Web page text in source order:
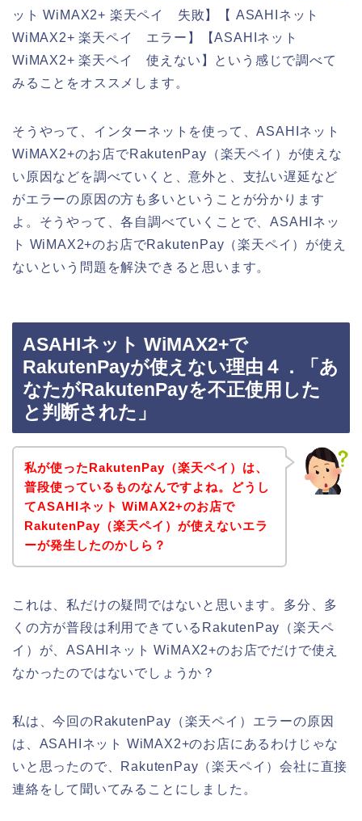
ット WiMAX2+ 楽天ペイ 失敗】【 ASAHIネット
WiMAX2+ 楽天ペイ エラー】【ASAHIネット
WiMAX2+ 楽天ペイ 使えない】という感じで調べて
みることをオススメします。
そうやって、インターネットを使って、ASAHIネット
WiMAX2+のお店でRakutenPay（楽天ペイ）が使えな
い原因などを調べていくと、意外と、支払い遅延など
がエラーの原因の方も多いということが分かります
よ。そうやって、各自調べていくことで、ASAHIネッ
ト WiMAX2+のお店でRakutenPay（楽天ペイ）が使え
ないという問題を解決できると思います。
ASAHIネット WiMAX2+で
RakutenPayが使えない理由４．「あ
なたがRakutenPayを不正使用した
と判断された」
私が使ったRakutenPay（楽天ペイ）は、
普段使っているものなんですよね。どうし
てASAHIネット WiMAX2+のお店で
RakutenPay（楽天ペイ）が使えないエラ
ーが発生したのかしら？
これは、私だけの疑問ではないと思います。多分、多
くの方が普段は利用できているRakutenPay（楽天ペ
イ）が、ASAHIネット WiMAX2+のお店でだけで使え
なかったのではないでしょうか？
私は、今回のRakutenPay（楽天ペイ）エラーの原因
は、ASAHIネット WiMAX2+のお店にあるわけじゃな
いと思ったので、RakutenPay（楽天ペイ）会社に直接
連絡をして聞いてみることにしました。